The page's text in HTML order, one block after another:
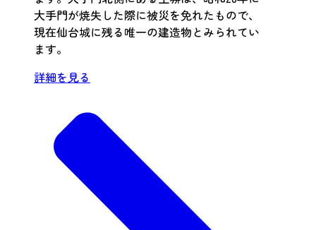
大手門が焼失した際に被災を免れたもので、
現在仙台城に残る唯一の建造物とみられてい
ます。
詳細を見る